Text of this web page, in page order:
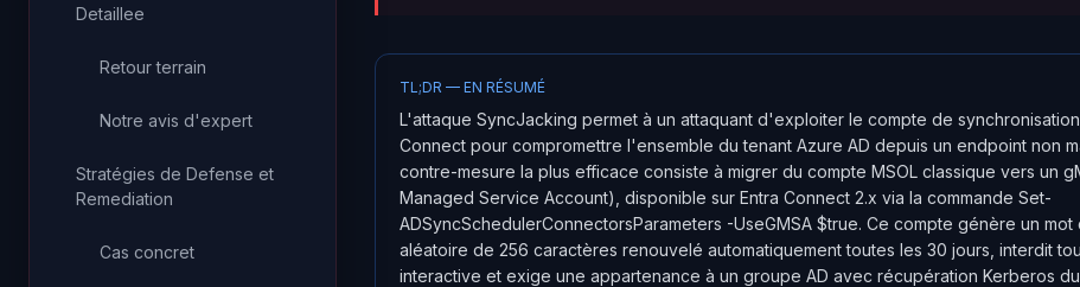
Detaillee
Retour terrain
Notre avis d'expert
Stratégies de Defense et
Remediation
Cas concret
TL;DR — EN RÉSUMÉ
L'attaque SyncJacking permet à un attaquant d'exploiter le compte de synchronisation
Connect pour compromettre l'ensemble du tenant Azure AD depuis un endpoint non
contre-mesure la plus efficace consiste à migrer du compte MSOL classique vers un
Managed Service Account), disponible sur Entra Connect 2.x via la commande Set-
ADSyncSchedulerConnectorsParameters -UseGMSA $true. Ce compte génère un mot
aléatoire de 256 caractères renouvelé automatiquement toutes les 30 jours, interdit
interactive et exige une appartenance à un groupe AD avec récupération Kerberos